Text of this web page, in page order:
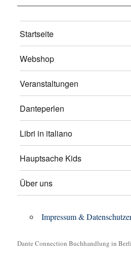
Startseite
Webshop
Veranstaltungen
Danteperlen
Libri in italiano
Hauptsache Kids
Über uns
Impressum &
Dante Connection Buchhandlung in